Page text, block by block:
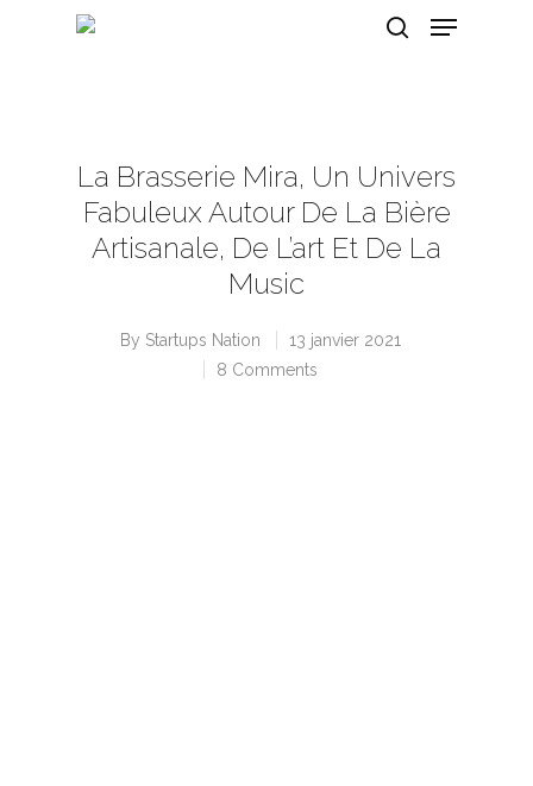
La Brasserie Mira, Un Univers
Fabuleux Autour De La Bière
Artisanale, De L’art Et De La
Music
By Startups Nation
13 janvier 2021
8 Comments